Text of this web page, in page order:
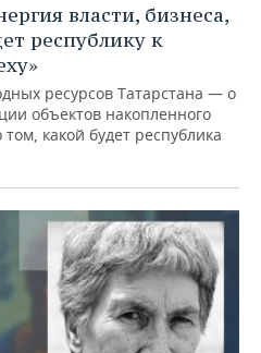
власти, бизнеса,
республику к
ресурсов Татарстана — о
объектов накопленного
какой будет республика